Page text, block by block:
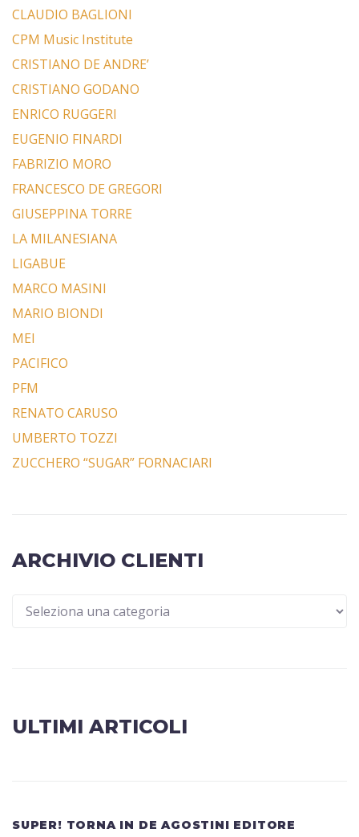
CLAUDIO BAGLIONI
CPM Music Institute
CRISTIANO DE ANDRE’
CRISTIANO GODANO
ENRICO RUGGERI
EUGENIO FINARDI
FABRIZIO MORO
FRANCESCO DE GREGORI
GIUSEPPINA TORRE
LA MILANESIANA
LIGABUE
MARCO MASINI
MARIO BIONDI
MEI
PACIFICO
PFM
RENATO CARUSO
UMBERTO TOZZI
ZUCCHERO “SUGAR” FORNACIARI
ARCHIVIO CLIENTI
ULTIMI ARTICOLI
SUPER! TORNA IN DE AGOSTINI EDITORE